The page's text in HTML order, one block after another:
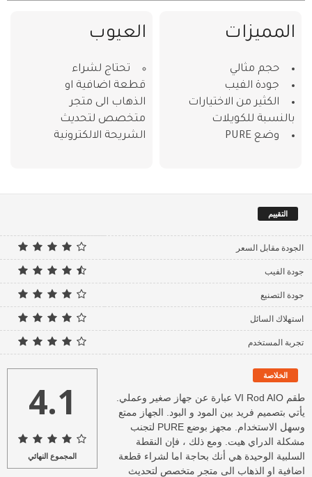
المميزات
حجم مثالي
جودة الفيب
الكثير من الاختيارات
بالنسبة للكويلات
وضع PURE
العيوب
تحتاج لشراء
قطعة اضافية او
الذهاب الى متجر
متخصص لتحديث
الشريحة الالكترونية
التقييم
الجودة مقابل السعر
جودة الفيب
جودة التصنيع
استهلاك السائل
تجربة المستخدم
الخلاصة
طقم VI Rod AIO عبارة عن جهاز صغير وعملي.
يأتي بتصميم فريد بين المود و البود. الجهاز ممتع
وسهل الاستخدام. مجهز بوضع PURE لتجنب
مشكلة الدراي هيت. ومع ذلك ، فإن النقطة
السلبية الوحيدة هي أنك بحاجة اما لشراء قطعة
اضافية او الذهاب الى متجر متخصص لتحديث
4.1
المجموع النهائي